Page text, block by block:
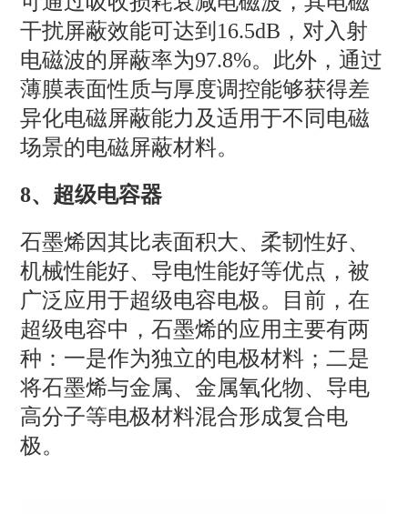
干扰屏蔽效能可达到16.5dB，对入射
电磁波的屏蔽率为97.8%。此外，通过
薄膜表面性质与厚度调控能够获得差
异化电磁屏蔽能力及适用于不同电磁
场景的电磁屏蔽材料。
8、超级电容器
石墨烯因其比表面积大、柔韧性好、
机械性能好、导电性能好等优点，被
广泛应用于超级电容电极。目前，在
超级电容中，石墨烯的应用主要有两
种：一是作为独立的电极材料；二是
将石墨烯与金属、金属氧化物、导电
高分子等电极材料混合形成复合电
极。